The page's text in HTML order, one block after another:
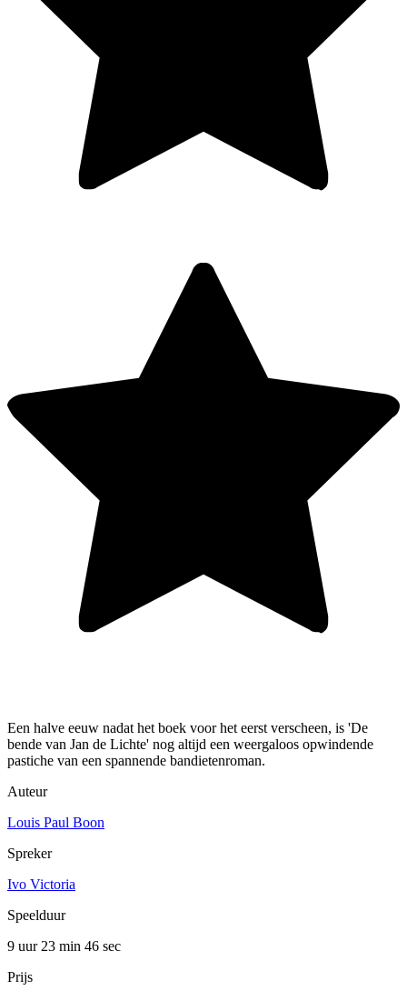
Een halve eeuw nadat het boek voor het eerst verscheen, is 'De
bende van Jan de Lichte' nog altijd een weergaloos opwindende
pastiche van een spannende bandietenroman.
Auteur
Louis Paul Boon
Spreker
Ivo Victoria
Speelduur
9 uur 23 min 46 sec
Prijs